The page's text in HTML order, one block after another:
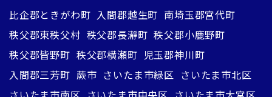
比企郡ときがわ町 入間郡越生町 南埼玉郡宮代町
秩父郡東秩父村 秩父郡長瀞町 秩父郡小鹿野町
秩父郡皆野町 秩父郡横瀬町 児玉郡神川町
入間郡三芳町 蕨市 さいたま市緑区 さいたま市北区